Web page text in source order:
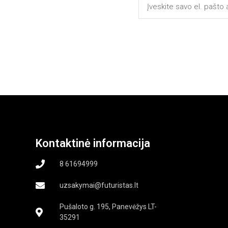
Kontaktinė informacija
8 61694999
uzsakymai@futuristas.lt
Pušaloto g. 195, Panevėžys LT-
35291